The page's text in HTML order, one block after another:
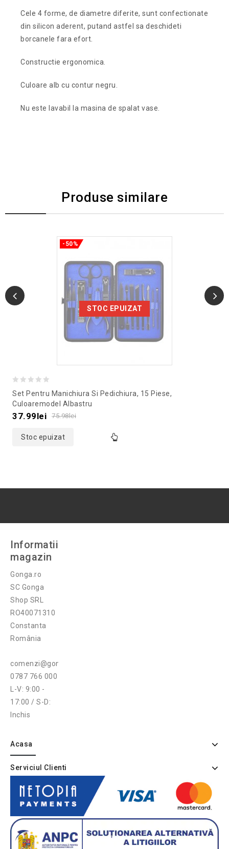
Cele 4 forme, de diametre diferite, sunt confectionate
din silicon aderent, putand astfel sa deschideti
borcanele fara efort.
Constructie ergonomica.
Culoare alb cu contur negru.
Nu este lavabil la masina de spalat vase.
Produse similare
STOC EPUIZAT
-50%
out
of
Set Pentru Manichiura Si Pedichiura, 15 Piese,
Culoaremodel Albastru
75.98lei
37.99lei
Stoc epuizat
Informatii
magazin
Gonga.ro
SC Gonga
Shop SRL
RO40071310
Constanta
România
comenzi@gonga.ro
0787 766 000
L-V: 9:00 -
17:00 / S-D:
Inchis
Acasa
Serviciul Clienti